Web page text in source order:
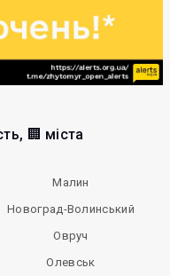
🏢 міста
Малин
Новоград-Волинський
Овруч
Олевськ